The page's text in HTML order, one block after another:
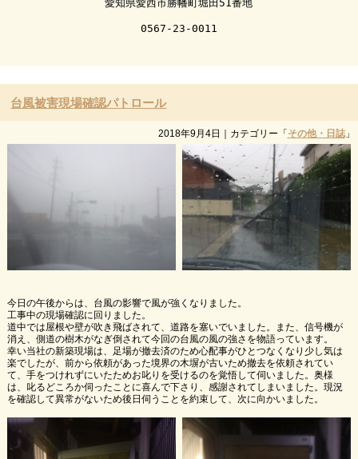
愛知県愛西市勝幡町堀田51番地
0567-23-0011
台風被害現場確認パトロール
2018年9月4日 ｜カテゴリー「 その他・日誌」
今日の午後からは、台風の影響で風が強くなりました。
工事中の現場確認に回りました。
道中では屋根や壁が吹き飛ばされて、道路を塞いでいました。また、信号機が
消え、側道の樹木がなぎ倒されて今回の台風の風の強さを物語っています。
幸い当社の新築現場は、足場が撤去済のため心配事がひとつなくなり少し気は
楽でしたが、前から依頼があった境界の木塀が古いため撤去を依頼されてい
て、手をつけれずにいたためお叱りを受けるのを覚悟して伺いました。奥様
は、叱るどころか伺ったことに喜んで下さり、感謝されてしまいました。現況
を確認して異常がないため後日伺うことを約束して、次に向かいました。